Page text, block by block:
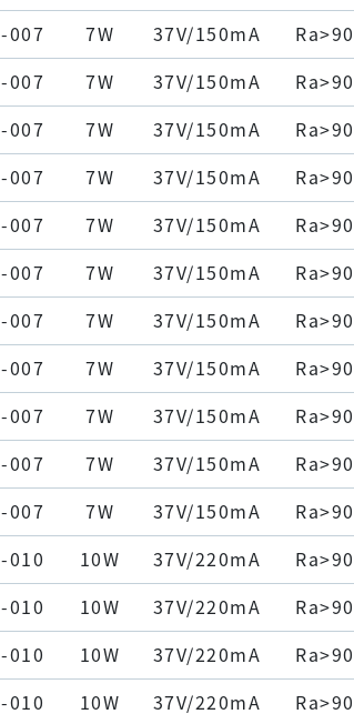
007 7W 37V/150mA Ra>90
007 7W 37V/150mA Ra>90
007 7W 37V/150mA Ra>90
007 7W 37V/150mA Ra>90
007 7W 37V/150mA Ra>90
007 7W 37V/150mA Ra>90
007 7W 37V/150mA Ra>90
007 7W 37V/150mA Ra>90
007 7W 37V/150mA Ra>90
007 7W 37V/150mA Ra>90
007 7W 37V/150mA Ra>90
010 10W 37V/220mA Ra>90
010 10W 37V/220mA Ra>90
010 10W 37V/220mA Ra>90
010 10W 37V/220mA Ra>90